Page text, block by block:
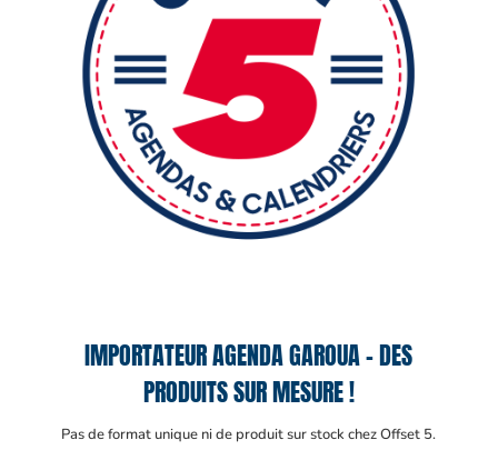
IMPORTATEUR AGENDA GAROUA – DES
PRODUITS SUR MESURE !
Pas de format unique ni de produit sur stock chez Offset 5.